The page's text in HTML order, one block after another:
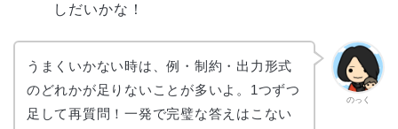
しだいかな！
のっく
うまくいかない時は、例・制約・出力形式
のどれかが足りないことが多いよ。1つずつ
足して再質問！一発で完璧な答えはこない